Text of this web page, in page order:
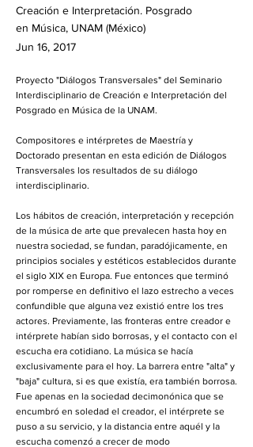
Creación e Interpretación. Posgrado
en Música, UNAM (México)
Jun 16, 2017
Proyecto "Diálogos Transversales" del Seminario
Interdisciplinario de Creación e Interpretación del
Posgrado en Música de la UNAM.
Compositores e intérpretes de Maestría y
Doctorado presentan en esta edición de Diálogos
Transversales los resultados de su diálogo
interdisciplinario.
Los hábitos de creación, interpretación y recepción
de la música de arte que prevalecen hasta hoy en
nuestra sociedad, se fundan, paradójicamente, en
principios sociales y estéticos establecidos durante
el siglo XIX en Europa. Fue entonces que terminó
por romperse en definitivo el lazo estrecho a veces
confundible que alguna vez existió entre los tres
actores. Previamente, las fronteras entre creador e
intérprete habían sido borrosas, y el contacto con el
escucha era cotidiano. La música se hacía
exclusivamente para el hoy. La barrera entre "alta" y
"baja" cultura, si es que existía, era también borrosa.
Fue apenas en la sociedad decimonónica que se
encumbró en soledad el creador, el intérprete se
puso a su servicio, y la distancia entre aquél y la
escucha comenzó a crecer de modo